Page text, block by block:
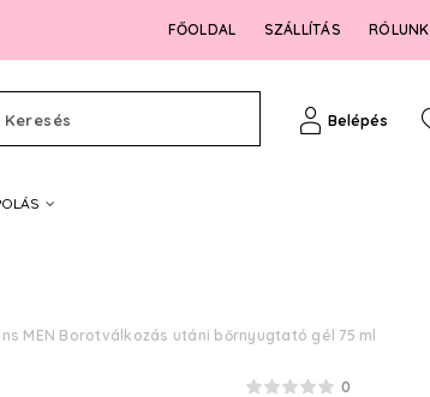
FŐOLDAL SZÁLLÍTÁS RÓLUNK
Keresés Belépés
MEN Borotválkozás utáni bőrnyugtató gél 75 ml
0